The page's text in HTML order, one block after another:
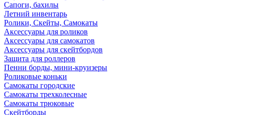
Сапоги, бахилы
Летний инвентарь
Ролики, Скейты, Самокаты
Аксессуары для роликов
Аксессуары для самокатов
Аксессуары для скейтбордов
Защита для роллеров
Пенни борды, мини-круизеры
Роликовые коньки
Самокаты городские
Самокаты трехколесные
Самокаты трюковые
Скейтборды